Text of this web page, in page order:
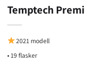
Temptech
2021 modell
• 19 flasker